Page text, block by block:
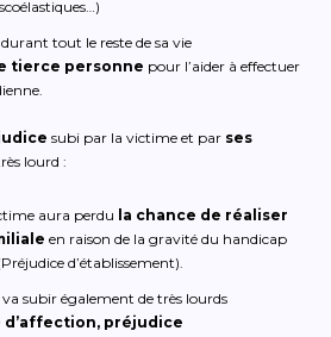
tout le reste de sa vie
tierce personne pour l’aider à effectuer
subi par la victime et par ses
lourd :
aura perdu la chance de réaliser
en raison de la gravité du handicap
d’établissement).
subir également de très lourds
préjudice